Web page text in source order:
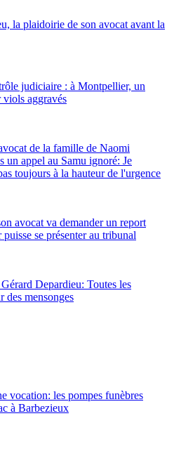
la plaidoirie de son avocat avant la
judiciaire : à Montpellier, un
viols aggravés
de la famille de Naomi
un appel au Samu ignoré: Je
toujours à la hauteur de l'urgence
avocat va demander un report
se présenter au tribunal
Depardieu: Toutes les
des mensonges
vocation: les pompes funèbres
à Barbezieux